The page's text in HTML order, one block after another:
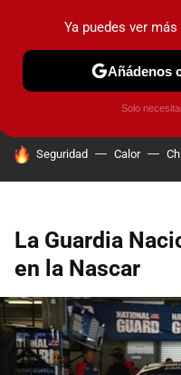
PRUEBAS COCHES
HOY SE HABLA DE
Seguridad Calor
La Guardia
en la Nascar
Ya puedes ver
Añádenos
Solo